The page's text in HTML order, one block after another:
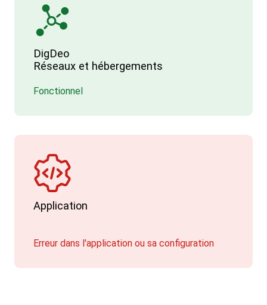
DigDeo
Réseaux et hébergements
Fonctionnel
Application
Erreur dans l'application ou sa configuration